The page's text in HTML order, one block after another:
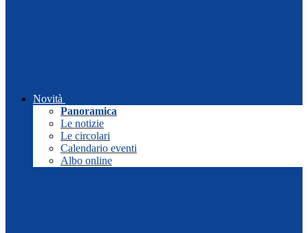
Novità
Panoramica
Le notizie
Le circolari
Calendario eventi
Albo online